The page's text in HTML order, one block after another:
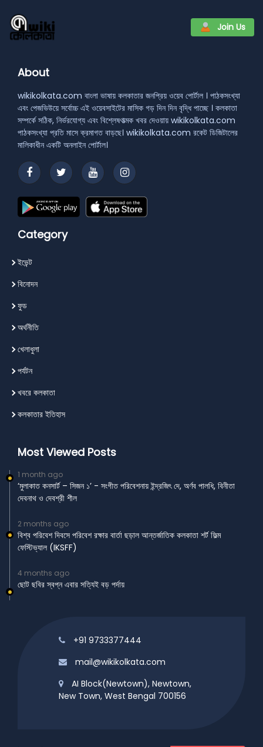
Join Us
About
wikikolkata.com বাংলা ভাষায় কলকাতার জনপ্রিয় ওয়েব পোর্টাল । পাঠকসংখ্যা
এবং পেজভিউয়ে সর্বোচ্চ এই ওয়েবসাইটের মাসিক গড় দিন দিন বৃদ্ধি পাচ্ছে । কলকাতা
সম্পর্কে সঠিক, নির্ভরযোগ্য এবং বিশ্লেষণাত্মক খবর দেওয়ায় wikikolkata.com
পাঠকসংখ্যা প্রতি মাসে ক্রমাগত বাড়ছে। wikikolkata.com রকেট ডিজিটালের
মালিকাধীন একটি অনলাইন পোর্টাল।
Category
ইভেন্ট
বিনোদন
ফুড
অর্থনীতি
খেলাধুলা
পর্যটন
খবরে কলকাতা
কলকাতার ইতিহাস
Most Viewed Posts
1 month ago
‘মুলাকাত কনসার্ট – সিজন ১’ - সংগীত পরিবেশনায় ইন্দ্রজিৎ দে, অর্ণব পালধি, বিনীতা
দেবনাথ ও দেবশ্রী শীল
2 months ago
বিশ্ব পরিবেশ দিবসে পরিবেশ রক্ষার বার্তা ছড়াল আন্তর্জাতিক কলকাতা শর্ট ফিল্ম
ফেস্টিভ্যাল (IKSFF)
4 months ago
ছোট ছবির স্বপ্ন এবার সত্যিই বড় পর্দায়
+91 9733377444
mail@wikikolkata.com
AI Block(Newtown), Newtown,
New Town, West Bengal 700156